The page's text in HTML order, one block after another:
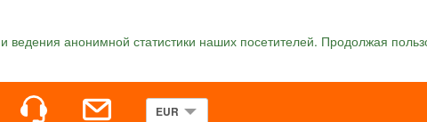
анонимной статистики наших посетителей. Продолжая